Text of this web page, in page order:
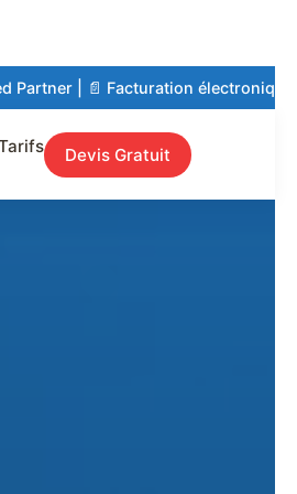
électronique 100% aux
Devis Gratuit